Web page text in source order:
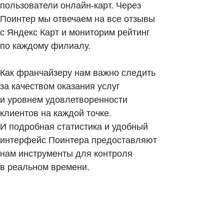
пользователи онлайн-карт. Через
Поинтер мы отвечаем на все отзывы
с Яндекс Карт и мониторим рейтинг
по каждому филиалу.
Как франчайзеру нам важно следить
за качеством оказания услуг
и уровнем удовлетворенности
клиентов на каждой точке.
И подробная статистика и удобный
интерфейс Поинтера предоставляют
нам инструменты для контроля
в реальном времени.
Сотрудничество
Вакансии
Документы
Контакты
Партнерам
ИТ-аккредитация
Полезные материалы
Тарифы
Статьи про геомаркетинг
Кейсы наших клиентов